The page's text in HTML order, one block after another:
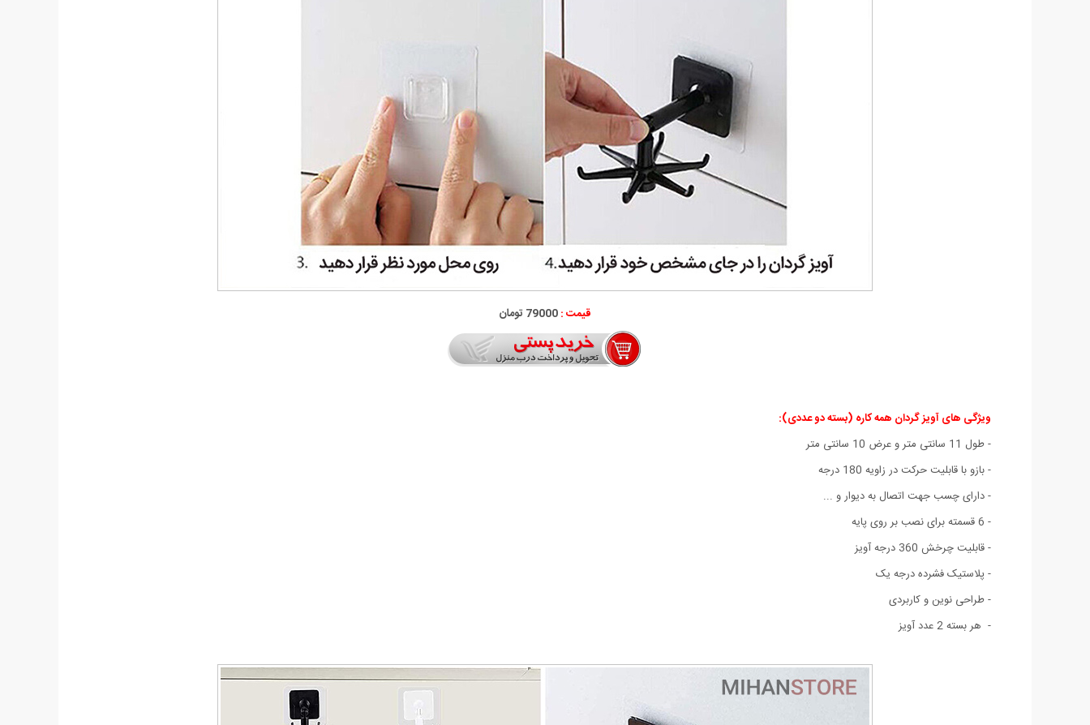
قیمت :79000 تومان
ویژگی های آویز گردان همه کاره (بسته دو عددی):
- طول 11 سانتی متر و عرض 10 سانتی متر
- بازو با قابلیت حرکت در زاویه 180 درجه
- دارای چسب جهت اتصال به دیوار و ...
- 6 قسمته برای نصب بر روی پایه
- قابلیت چرخش 360 درجه آویز
- پلاستیک فشرده درجه یک
- طراحی نوین و کاربردی
- هر بسته 2 عدد آویز